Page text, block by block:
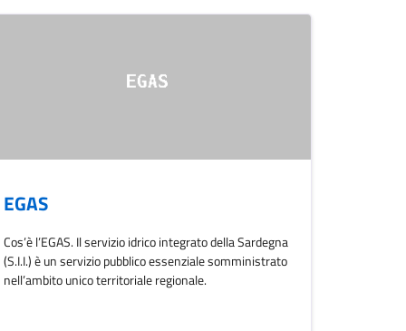
EGAS
Cos’è l’EGAS. Il servizio idrico integrato della Sardegna
(S.I.I.) è un servizio pubblico essenziale somministrato
nell’ambito unico territoriale regionale.